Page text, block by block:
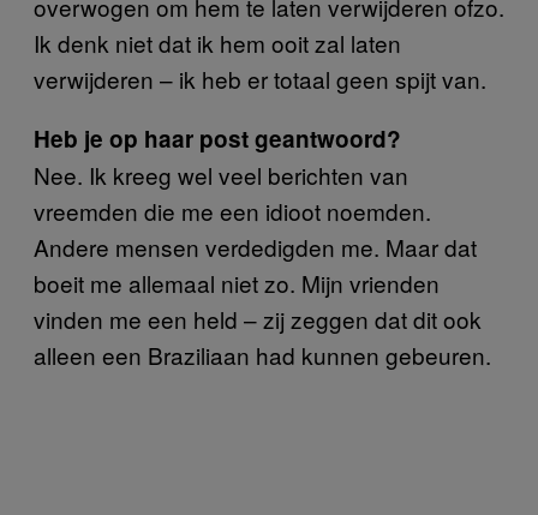
Ik denk niet dat ik hem ooit zal laten
verwijderen – ik heb er totaal geen spijt van.
Heb je op haar post geantwoord?
Nee. Ik kreeg wel veel berichten van
vreemden die me een idioot noemden.
Andere mensen verdedigden me. Maar dat
boeit me allemaal niet zo. Mijn vrienden
vinden me een held – zij zeggen dat dit ook
alleen een Braziliaan had kunnen gebeuren.